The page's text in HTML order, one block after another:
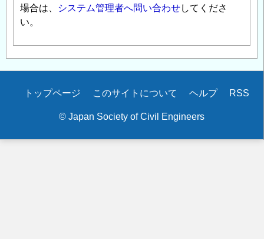
場合は、
システム管理者へ問い合わせしてくださ
い。
Secondary
トップページ このサイトについて ヘルプ RSS
© Japan Society of Civil Engineers